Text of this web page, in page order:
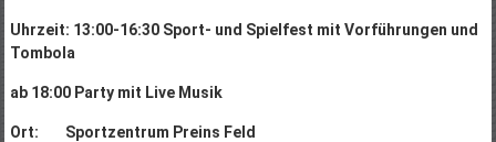
Uhrzeit: 13:00-16:30 Sport- und Spielfest mit Vorführungen und
Tombola
ab 18:00 Party mit Live Musik
Ort: Sportzentrum Preins Feld